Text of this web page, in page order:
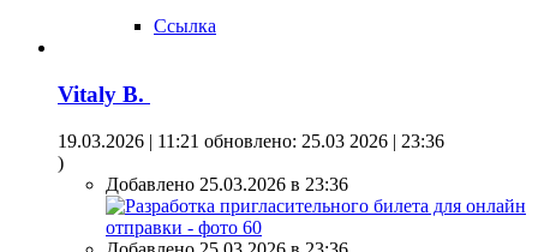
Ссылка
Vitaly B.
19.03.2026 | 11:21 обновлено: 25.03 2026 | 23:36
)
Добавлено 25.03.2026 в 23:36